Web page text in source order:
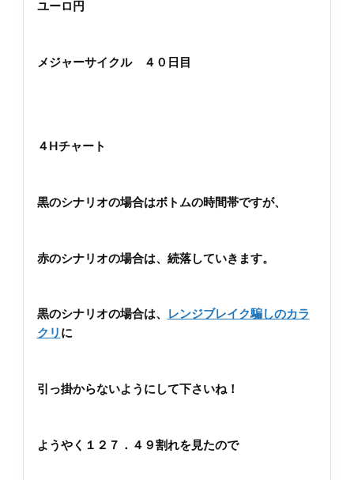
ユーロ円
メジャーサイクル ４０日目
４Hチャート
黒のシナリオの場合はボトムの時間帯ですが、
赤のシナリオの場合は、続落していきます。
黒のシナリオの場合は、
レンジブレイク騙しのカラ
クリ に
引っ掛からないようにして下さいね！
ようやく１２７．４９割れを見たので